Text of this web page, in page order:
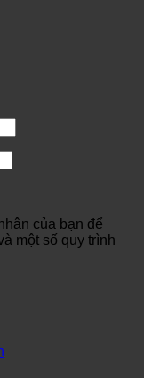
của bạn để
một số quy trình